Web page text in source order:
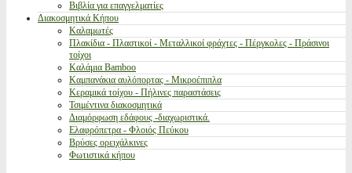
Βιβλία για επαγγελματίες
Διακοσμητικά Κήπου
Καλαμωτές
Πλακίδια - Πλαστικοί - Μεταλλικοί φράχτες - Πέργκολες - Πράσινοι
τοίχοι
Καλάμια Bamboo
Καμπανάκια αυλόπορτας - Μικροέπιπλα
Κεραμικά τοίχου - Πήλινες παραστάσεις
Τσιμέντινα διακοσμητικά
Διαμόρφωση εδάφους -διαχωριστικά.
Ελαφρόπετρα - Φλοιός Πεύκου
Βρύσες ορειχάλκινες
Φωτιστικά κήπου